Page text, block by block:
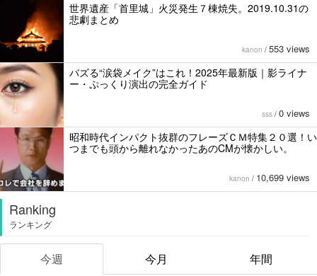
世界遺産「首里城」火災発生７棟焼失。2019.10.31の
悲劇まとめ
kanon / 553 views
バズる“涙袋メイク”はこれ！2025年最新版｜影ライナ
ー・ぷっくり演出の完全ガイド
sss / 0 views
昭和時代インパクト抜群のフレーズＣＭ特集２０選！い
つまでも頭から離れなかったあのCMが懐かしい。
kanon / 10,699 views
Ranking
ランキング
今週 今月 年間